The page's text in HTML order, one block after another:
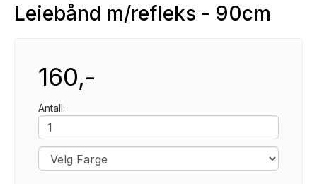
Leiebånd m/refleks - 90cm
160,-
Antall: